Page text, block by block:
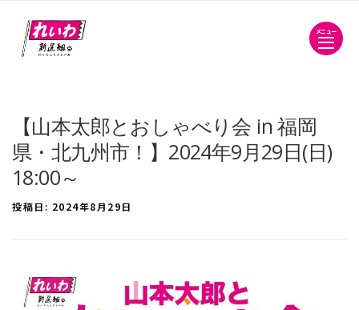
メニュー
【山本太郎とおしゃべり会 in 福岡
県・北九州市！】2024年9月29日(日)
18:00～
投稿日: 2024年8月29日